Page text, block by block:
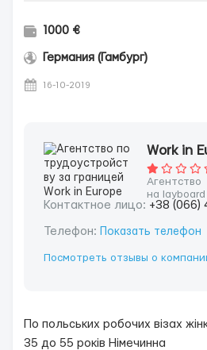
1000 €
Германия (Гамбург)
16-10-2019
Work in
Агентство
на layboard
Контактное лицо: +38 (066)
Телефон: Показать телефон
Посмотреть отзывы о
По польських робочих візах
35 до 55 років Німечинна